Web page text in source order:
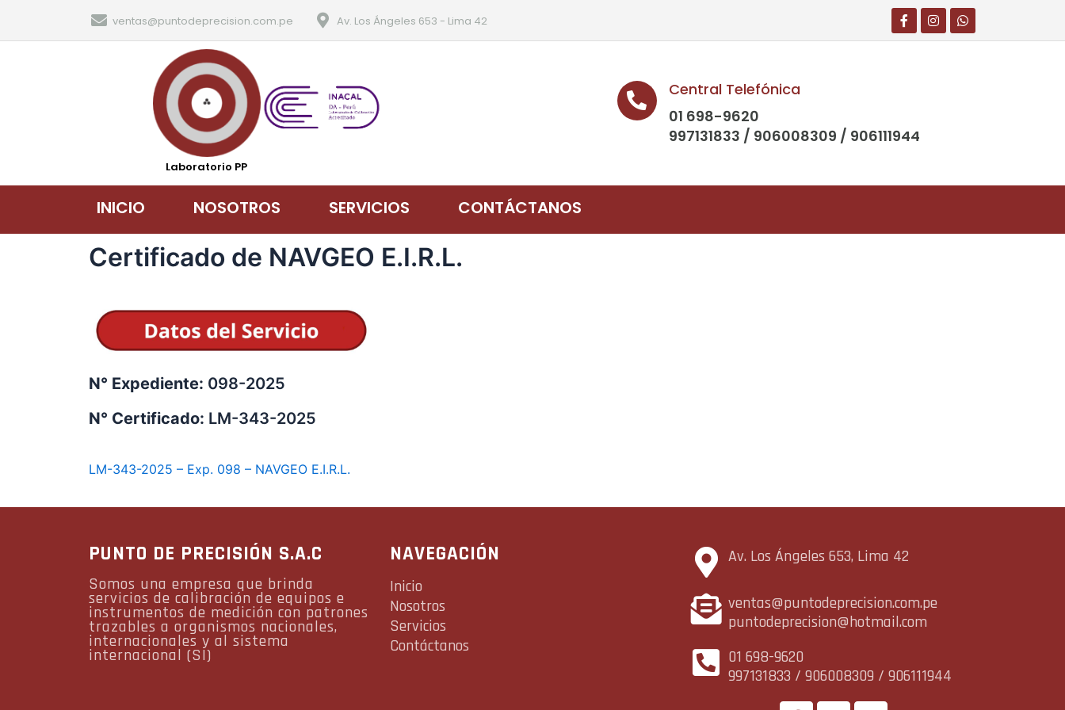
ventas@puntodeprecision.com.pe Av. Los Ángeles 653 - Lima 42
Laboratorio PP
Central Telefónica
01 698-9620
997131833 / 906008309 / 906111944
INICIO NOSOTROS SERVICIOS CONTÁCTANOS
Certificado de NAVGEO E.I.R.L.
N° Expediente: 098-2025
N° Certificado: LM-343-2025
LM-343-2025 – Exp. 098 – NAVGEO E.I.R.L.
PUNTO DE PRECISIÓN S.A.C
Somos una empresa que brinda
servicios de calibración de equipos e
instrumentos de medición con patrones
trazables a organismos nacionales,
internacionales y al sistema
internacional (SI)
NAVEGACIÓN
Inicio
Nosotros
Servicios
Contáctanos
Av. Los Ángeles 653, Lima 42
ventas@puntodeprecision.com.pe
puntodeprecision@hotmail.com
01 698-9620
997131833 / 906008309 / 906111944